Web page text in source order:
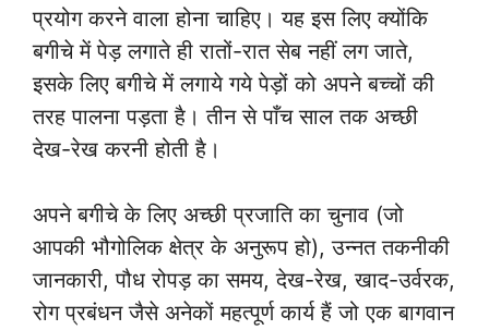
प्रयोग करने वाला होना चाहिए। यह इस लिए क्योंकि
बगीचे में पेड़ लगाते ही रातों-रात सेब नहीं लग जाते,
इसके लिए बगीचे में लगाये गये पेड़ों को अपने बच्चों की
तरह पालना पड़ता है। तीन से पाँच साल तक अच्छी
देख-रेख करनी होती है।
अपने बगीचे के लिए अच्छी प्रजाति का चुनाव (जो
आपकी भौगोलिक क्षेत्र के अनुरूप हो), उन्नत तकनीकी
जानकारी, पौध रोपड़ का समय, देख-रेख, खाद-उर्वरक,
रोग प्रबंधन जैसे अनेकों महत्पूर्ण कार्य हैं जो एक बागवान